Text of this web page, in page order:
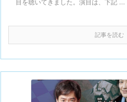
目を聴いてきました。演目は、下記 ...
記事を読む